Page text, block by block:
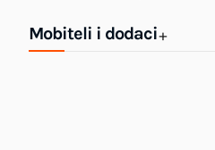
Mobiteli i dodaci+